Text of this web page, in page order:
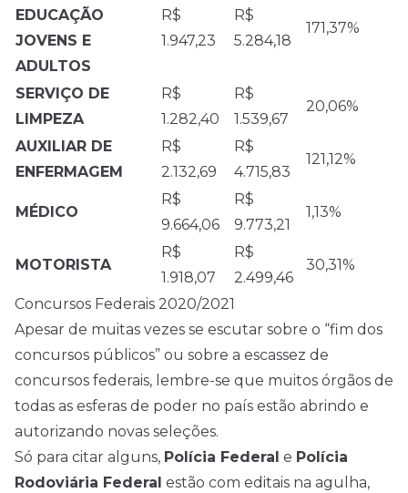
EDUCAÇÃO
JOVENS E
ADULTOS
R$
1.947,23
R$
5.284,18
171,37%
SERVIÇO DE
LIMPEZA
R$
1.282,40
R$
1.539,67
20,06%
AUXILIAR DE
ENFERMAGEM
R$
2.132,69
R$
4.715,83
121,12%
MÉDICO
R$
9.664,06
R$
9.773,21
1,13%
MOTORISTA
R$
1.918,07
R$
2.499,46
30,31%
Concursos Federais 2020/2021
Apesar de muitas vezes se escutar sobre o “fim dos
concursos públicos” ou sobre a escassez de
concursos federais, lembre-se que muitos órgãos de
todas as esferas de poder no país estão abrindo e
autorizando novas seleções.
Só para citar alguns, Polícia Federal e Polícia
Rodoviária Federal estão com editais na agulha,